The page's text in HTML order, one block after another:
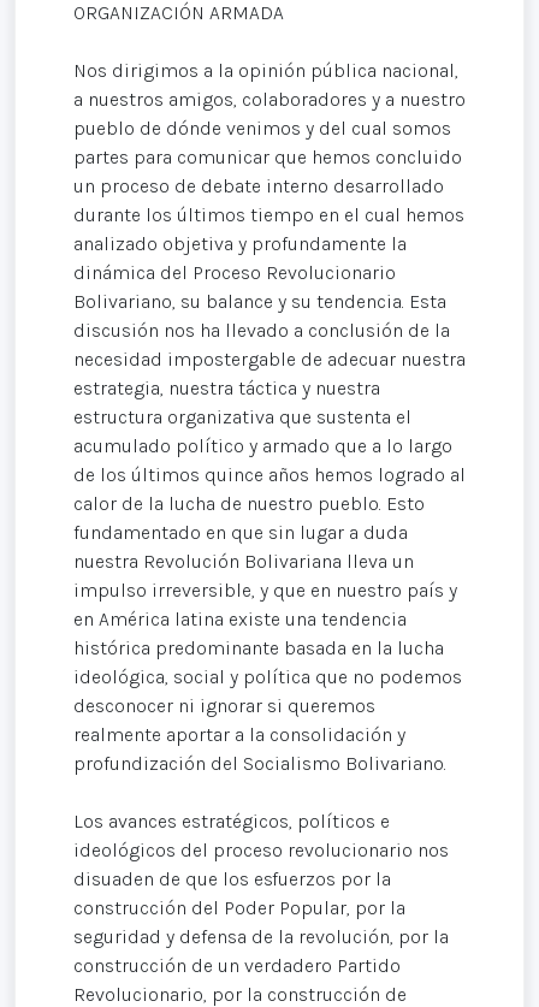
ORGANIZACIÓN ARMADA
Nos dirigimos a la opinión pública nacional,
a nuestros amigos, colaboradores y a nuestro
pueblo de dónde venimos y del cual somos
partes para comunicar que hemos concluido
un proceso de debate interno desarrollado
durante los últimos tiempo en el cual hemos
analizado objetiva y profundamente la
dinámica del Proceso Revolucionario
Bolivariano, su balance y su tendencia. Esta
discusión nos ha llevado a conclusión de la
necesidad impostergable de adecuar nuestra
estrategia, nuestra táctica y nuestra
estructura organizativa que sustenta el
acumulado político y armado que a lo largo
de los últimos quince años hemos logrado al
calor de la lucha de nuestro pueblo. Esto
fundamentado en que sin lugar a duda
nuestra Revolución Bolivariana lleva un
impulso irreversible, y que en nuestro país y
en América latina existe una tendencia
histórica predominante basada en la lucha
ideológica, social y política que no podemos
desconocer ni ignorar si queremos
realmente aportar a la consolidación y
profundización del Socialismo Bolivariano.
Los avances estratégicos, políticos e
ideológicos del proceso revolucionario nos
disuaden de que los esfuerzos por la
construcción del Poder Popular, por la
seguridad y defensa de la revolución, por la
construcción de un verdadero Partido
Revolucionario, por la construcción de